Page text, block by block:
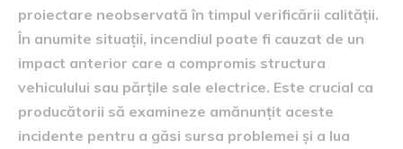
proiectare neobservată în timpul verificării calității.
În anumite situații, incendiul poate fi cauzat de un
impact anterior care a compromis structura
vehiculului sau părțile sale electrice. Este crucial ca
producătorii să examineze amănunțit aceste
incidente pentru a găsi sursa problemei și a lua